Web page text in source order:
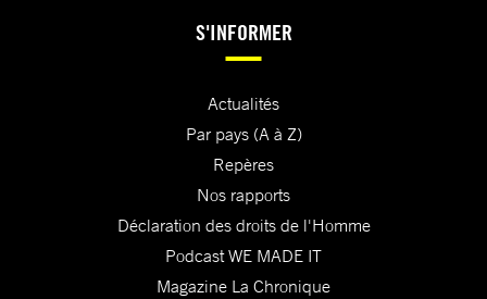
S'INFORMER
Actualités
Par pays (A à Z)
Repères
Nos rapports
Déclaration des droits de l'Homme
Podcast WE MADE IT
Magazine La Chronique